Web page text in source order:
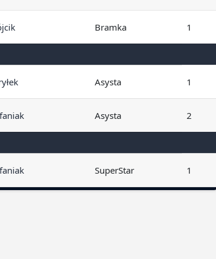
Bramka 1
Asysta 1
Asysta 2
SuperStar 1